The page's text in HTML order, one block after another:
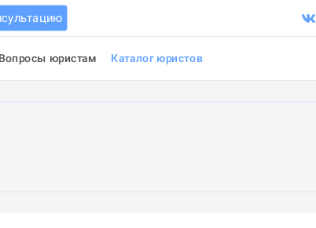
Вопросы юристам Каталог юристов